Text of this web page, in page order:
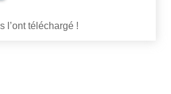
l’ont téléchargé !